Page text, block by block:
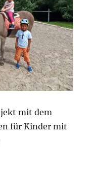
mit dem
für Kinder mit
Herbst in Lauffen a.